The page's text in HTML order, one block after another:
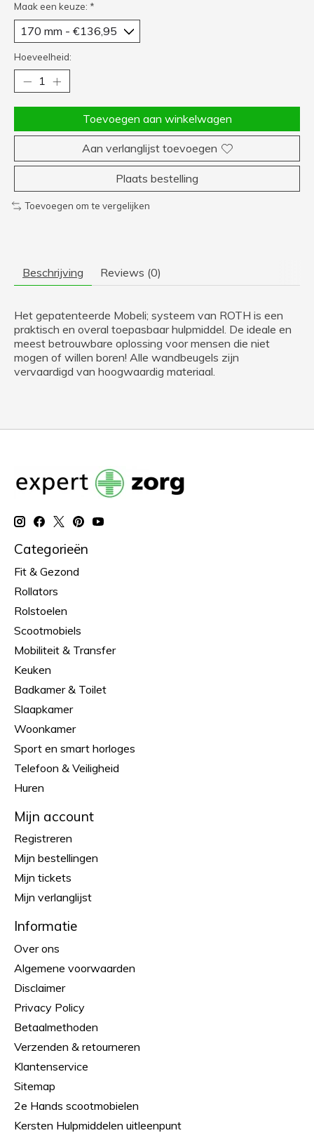
Maak een keuze: *
Hoeveelheid:
Toevoegen aan winkelwagen
Aan verlanglijst toevoegen
Plaats bestelling
Toevoegen om te vergelijken
Beschrijving Reviews (0)
Het gepatenteerde Mobeli; systeem van ROTH is een
praktisch en overal toepasbaar hulpmiddel. De ideale en
meest betrouwbare oplossing voor mensen die niet
mogen of willen boren! Alle wandbeugels zijn
vervaardigd van hoogwaardig materiaal.
Categorieën
Fit & Gezond
Rollators
Rolstoelen
Scootmobiels
Mobiliteit & Transfer
Keuken
Badkamer & Toilet
Slaapkamer
Woonkamer
Sport en smart horloges
Telefoon & Veiligheid
Huren
Mijn account
Registreren
Mijn bestellingen
Mijn tickets
Mijn verlanglijst
Informatie
Over ons
Algemene voorwaarden
Disclaimer
Privacy Policy
Betaalmethoden
Verzenden & retourneren
Klantenservice
Sitemap
2e Hands scootmobielen
Kersten Hulpmiddelen uitleenpunt